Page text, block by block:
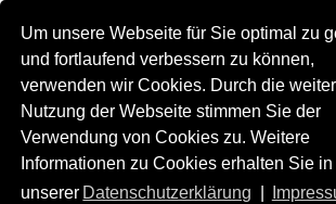
Um unsere Webseite für Sie optimal zu
und fortlaufend verbessern zu können,
verwenden wir Cookies. Durch die
Nutzung der Webseite stimmen Sie der
Verwendung von Cookies zu. Weitere
Informationen zu Cookies erhalten Sie in
unserer Datenschutzerklärung